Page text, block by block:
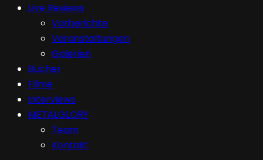
Live Reviews
Vorberichte
Veranstaltungen
Galerien
Bücher
Filme
Interviews
METALGLORY
Team
Kontakt